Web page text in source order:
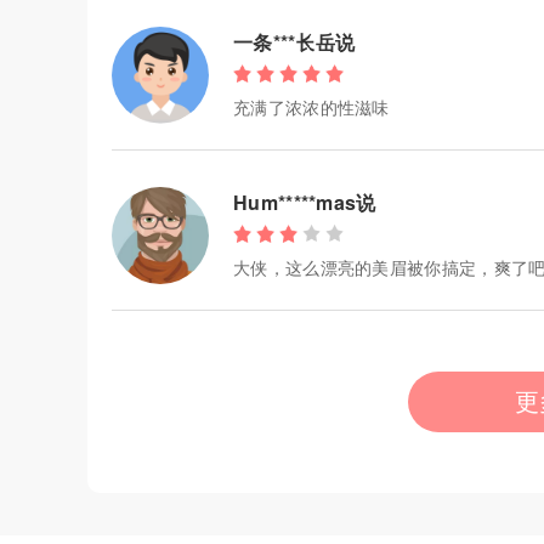
一条***长岳说
充满了浓浓的性滋味
Hum*****mas说
大侠，这么漂亮的美眉被你搞定，爽了